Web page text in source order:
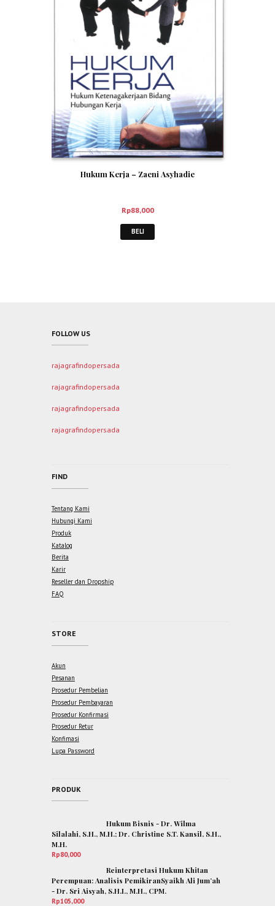
Hukum Kerja – Zaeni Asyhadie
Rp88,000
BELI
FOLLOW US
rajagrafindopersada
rajagrafindopersada
rajagrafindopersada
rajagrafindopersada
FIND
Tentang Kami
Hubungi Kami
Produk
Katalog
Berita
Karir
Reseller dan Dropship
FAQ
STORE
Akun
Pesanan
Prosedur Pembelian
Prosedur Pembayaran
Prosedur Konfirmasi
Prosedur Retur
Konfimasi
Lupa Password
PRODUK
Hukum Bisnis - Dr. Wilma
Silalahi, S.H., M.H.; Dr. Christine S.T. Kansil, S.H.,
M.H.
Rp80,000
Reinterpretasi Hukum Khitan
Perempuan: Analisis PemikiranSyaikh Ali Jum’ah
- Dr. Sri Aisyah, S.H.I., M.H., CPM.
Rp105,000